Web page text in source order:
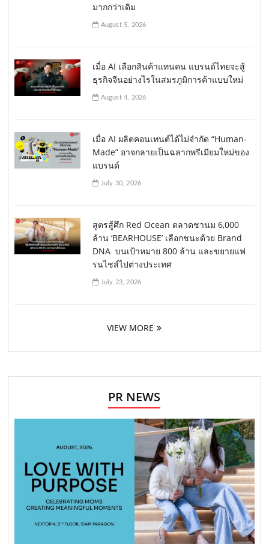
มากกว่าเดิม
August 5, 2026
เมื่อ AI เลือกสินค้าแทนคน แบรนด์ไทยจะสู้
ธุรกิจจีนอย่างไรในสมรภูมิการค้าแบบใหม่
August 4, 2026
เมื่อ AI ผลิตคอนเทนต์ได้ไม่จำกัด “Human-
Made” อาจกลายเป็นฉลากพรีเมียมใหม่ของ
แบรนด์
July 30, 2026
สูตรสู้ศึก Red Ocean ตลาดชานม 6,000
ล้าน ‘BEARHOUSE’ เลือกชนะด้วย Brand
DNA บนเป้าหมาย 800 ล้าน และขยายแฟ
รนไชส์ไปต่างประเทศ
July 23, 2026
VIEW MORE
PR NEWS